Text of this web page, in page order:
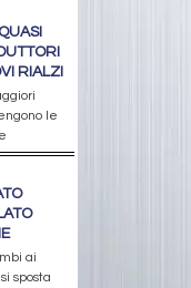
RIALZI
le
ai
sposta